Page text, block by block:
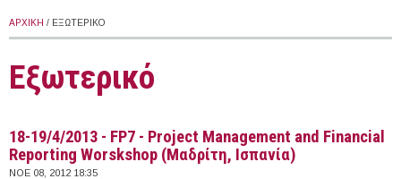
ΑΡΧΙΚΉ / ΕΞΩΤΕΡΙΚΌ
Εξωτερικό
18-19/4/2013 - FP7 - Project Management and Financial
Reporting Worskshop (Μαδρίτη, Ισπανία)
ΝΟΕ 08, 2012 18:35